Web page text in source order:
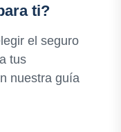
ti?
el seguro
tus
nuestra guía